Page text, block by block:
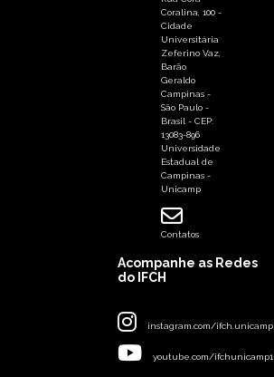
Coralina, 100 -
Cidade
Universitária
Zeferino Vaz,
Barão
Geraldo
Campinas -
São Paulo -
Brasil - CEP:
13083-896
Universidade
Estadual de
Campinas -
Unicamp
Contatos
Acompanhe as Redes
do IFCH
instagram.com/ifch.unicamp
youtube.com/ifchunicamp1